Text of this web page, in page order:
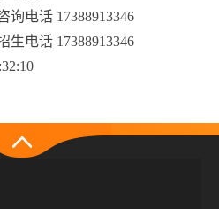
询电话 17388913346
生电话 17388913346